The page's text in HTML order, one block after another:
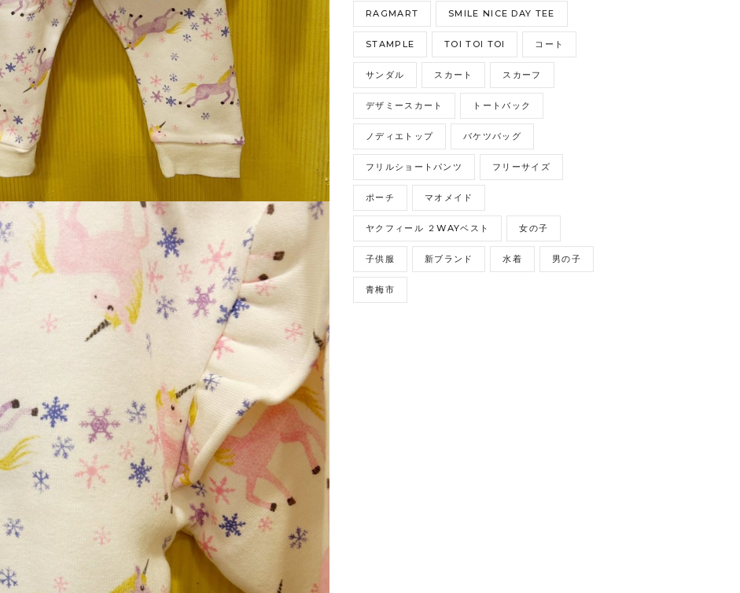
RAGMART SMILE NICE DAY TEE
STAMPLE TOI TOI TOI コート
サンダル スカート スカーフ
デザミースカート トートバック
ノディエトップ バケツバッグ
フリルショートパンツ フリーサイズ
ポーチ マオメイド
ヤクフィール ２WAYベスト 女の子
子供服 新ブランド 水着 男の子
青梅市